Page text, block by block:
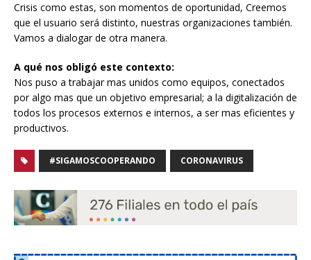
Crisis como estas, son momentos de oportunidad, Creemos
que el usuario será distinto, nuestras organizaciones también.
Vamos a dialogar de otra manera.
A qué nos obligó este contexto:
Nos puso a trabajar mas unidos como equipos, conectados
por algo mas que un objetivo empresarial; a la digitalización de
todos los procesos externos e internos, a ser mas eficientes y
productivos.
#SIGAMOSCOOPERANDO CORONAVIRUS